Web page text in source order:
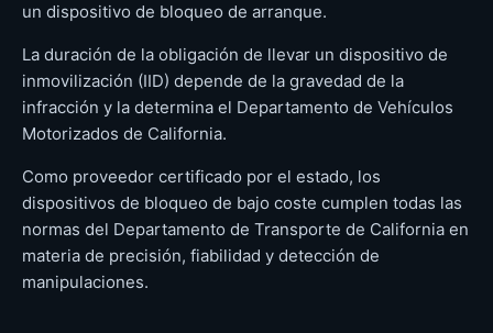
un dispositivo de bloqueo de arranque.
La duración de la obligación de llevar un dispositivo de
inmovilización (IID) depende de la gravedad de la
infracción y la determina el Departamento de Vehículos
Motorizados de California.
Como proveedor certificado por el estado, los
dispositivos de bloqueo de bajo coste cumplen todas las
normas del Departamento de Transporte de California en
materia de precisión, fiabilidad y detección de
manipulaciones.